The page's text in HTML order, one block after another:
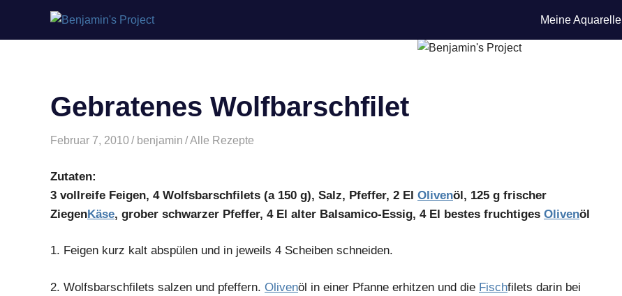
Meine Aquarelle
Gebratenes Wolfbarschfilet
Februar 7, 2010 benjamin Alle Rezepte
Zutaten:
3 vollreife Feigen, 4 Wolfsbarschfilets (a 150 g), Salz, Pfeffer, 2 El Olivenöl, 125 g frischer
ZiegenKäse, grober schwarzer Pfeffer, 4 El alter Balsamico-Essig, 4 El bestes fruchtiges Olivenöl
1. Feigen kurz kalt abspülen und in jeweils 4 Scheiben schneiden.
2. Wolfsbarschfilets salzen und pfeffern. Olivenöl in einer Pfanne erhitzen und die Fischfilets darin bei